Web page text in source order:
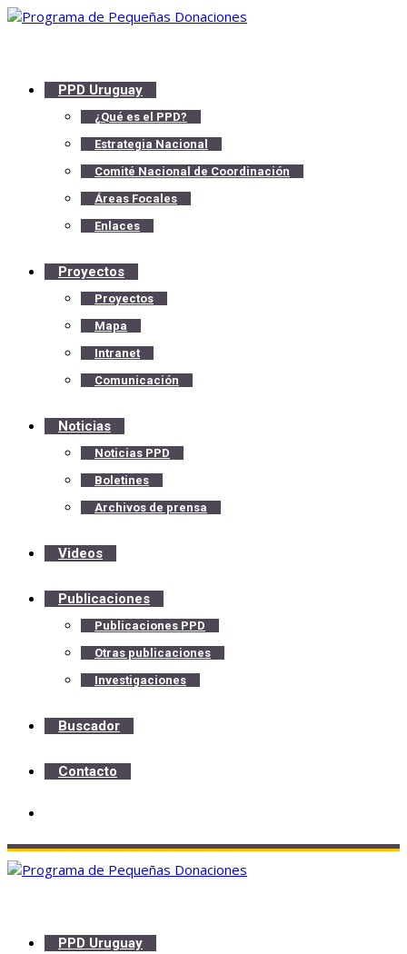
PPD Uruguay
¿Qué es el PPD?
Estrategia Nacional
Comité Nacional de Coordinación
Áreas Focales
Enlaces
Proyectos
Proyectos
Mapa
Intranet
Comunicación
Noticias
Noticias PPD
Boletines
Archivos de prensa
Videos
Publicaciones
Publicaciones PPD
Otras publicaciones
Investigaciones
Buscador
Contacto
PPD Uruguay